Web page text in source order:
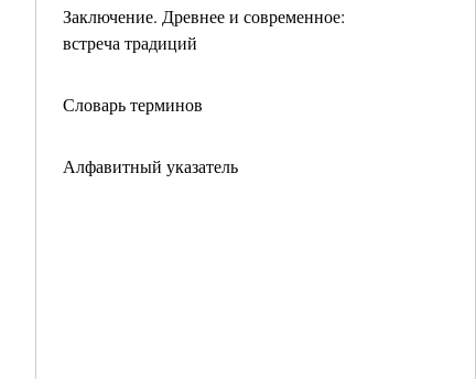
Заключение. Древнее и современное:
встреча традиций
Словарь терминов
Алфавитный указатель